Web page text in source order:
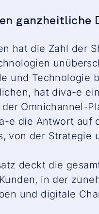
ganzheitliche
hat die Zahl der
und Technologie
hat diva-e
Omnichannel-
e die Antwort auf
von der
deckt die
in der
und digitale